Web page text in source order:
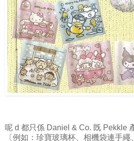
呢 d 都只係 Daniel & Co. 既 Pekkle
〔例如：珍寶玻璃杯、相機袋連手